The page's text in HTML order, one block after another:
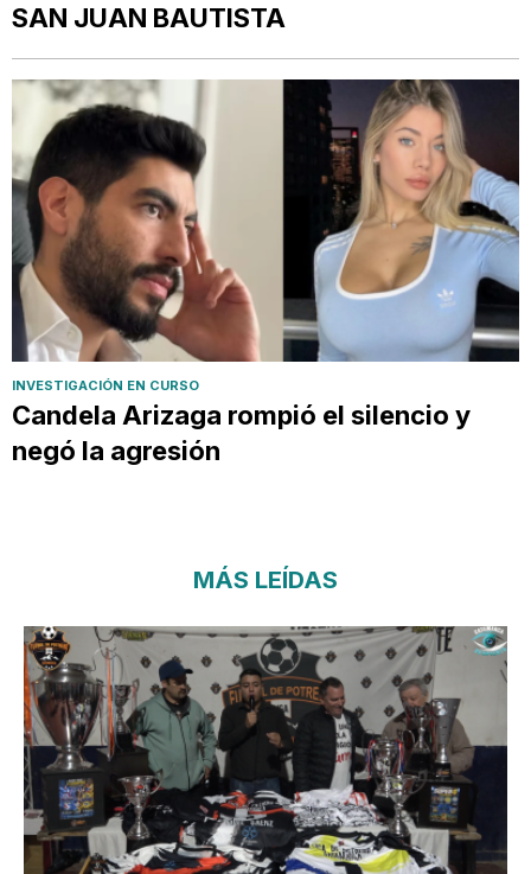
SAN JUAN BAUTISTA
INVESTIGACIÓN EN CURSO
Candela Arizaga rompió el silencio y
negó la agresión
MÁS LEÍDAS